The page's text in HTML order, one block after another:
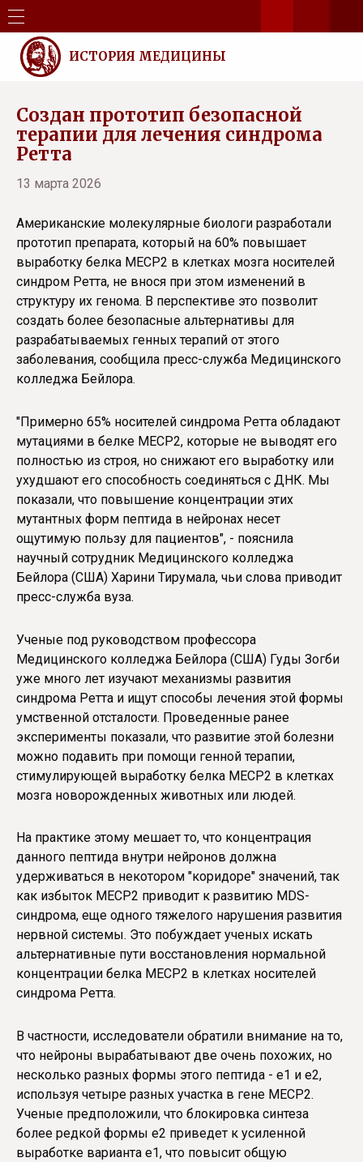
ИСТОРИЯ МЕДИЦИНЫ
Создан прототип безопасной
терапии для лечения синдрома
Ретта
13 марта 2026
Американские молекулярные биологи разработали
прототип препарата, который на 60% повышает
выработку белка MECP2 в клетках мозга носителей
синдром Ретта, не внося при этом изменений в
структуру их генома. В перспективе это позволит
создать более безопасные альтернативы для
разрабатываемых генных терапий от этого
заболевания, сообщила пресс-служба Медицинского
колледжа Бейлора.
"Примерно 65% носителей синдрома Ретта обладают
мутациями в белке MECP2, которые не выводят его
полностью из строя, но снижают его выработку или
ухудшают его способность соединяться с ДНК. Мы
показали, что повышение концентрации этих
мутантных форм пептида в нейронах несет
ощутимую пользу для пациентов", - пояснила
научный сотрудник Медицинского колледжа
Бейлора (США) Харини Тирумала, чьи слова приводит
пресс-служба вуза.
Ученые под руководством профессора
Медицинского колледжа Бейлора (США) Гуды Зогби
уже много лет изучают механизмы развития
синдрома Ретта и ищут способы лечения этой формы
умственной отсталости. Проведенные ранее
эксперименты показали, что развитие этой болезни
можно подавить при помощи генной терапии,
стимулирующей выработку белка MECP2 в клетках
мозга новорожденных животных или людей.
На практике этому мешает то, что концентрация
данного пептида внутри нейронов должна
удерживаться в некотором "коридоре" значений, так
как избыток MECP2 приводит к развитию MDS-
синдрома, еще одного тяжелого нарушения развития
нервной системы. Это побуждает ученых искать
альтернативные пути восстановления нормальной
концентрации белка MECP2 в клетках носителей
синдрома Ретта.
В частности, исследователи обратили внимание на то,
что нейроны вырабатывают две очень похожих, но
несколько разных формы этого пептида - e1 и e2,
используя четыре разных участка в гене MECP2.
Ученые предположили, что блокировка синтеза
более редкой формы e2 приведет к усиленной
выработке варианта e1, что повысит общую